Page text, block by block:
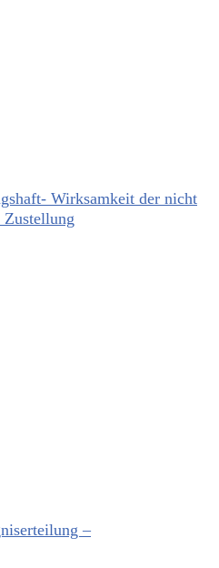
Wirksamkeit der nicht
Zustellung
–